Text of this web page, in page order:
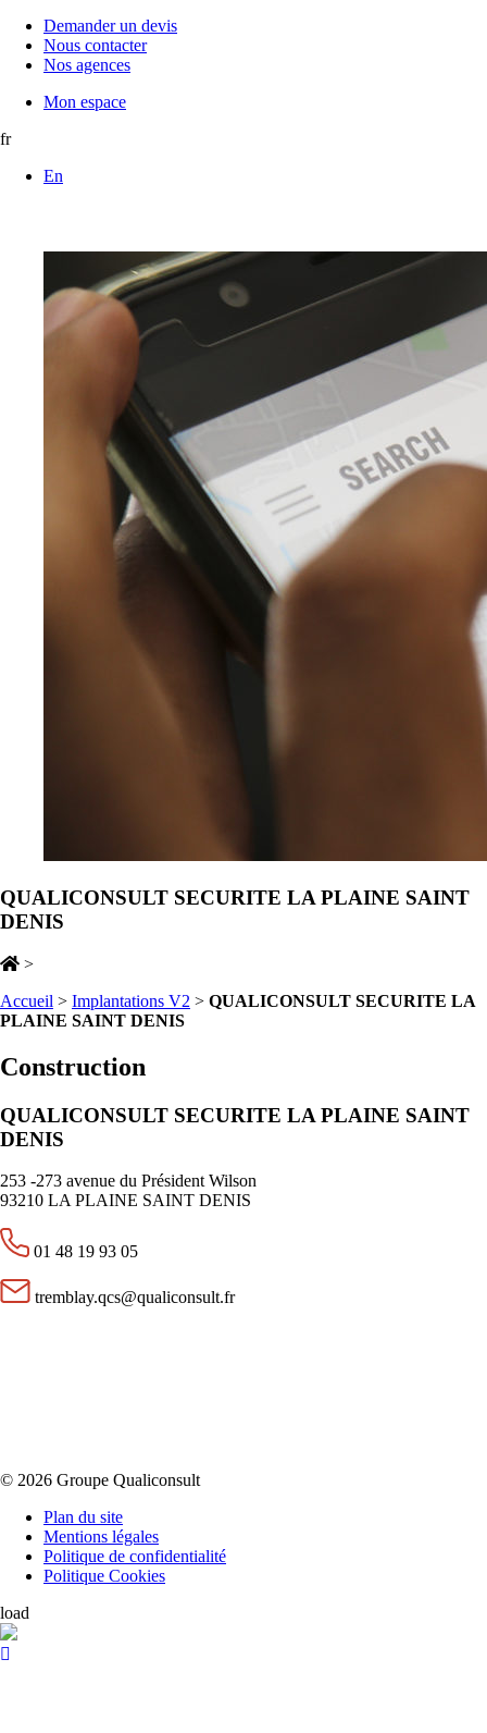
Demander un devis
Nous contacter
Nos agences
Mon espace
fr
En
QUALICONSULT SECURITE LA PLAINE SAINT
DENIS
>
Accueil > Implantations V2 > QUALICONSULT SECURITE LA
PLAINE SAINT DENIS
Construction
QUALICONSULT SECURITE LA PLAINE SAINT
DENIS
253 -273 avenue du Président Wilson
93210 LA PLAINE SAINT DENIS
01 48 19 93 05
tremblay.qcs@qualiconsult.fr
© 2026 Groupe Qualiconsult
Plan du site
Mentions légales
Politique de confidentialité
Politique Cookies
load